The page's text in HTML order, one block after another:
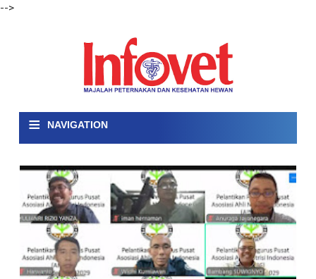
-->
≡ NAVIGATION